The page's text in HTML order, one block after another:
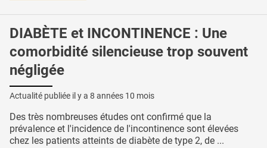
DIABÈTE et INCONTINENCE : Une
comorbidité silencieuse trop souvent
négligée
Actualité publiée il y a 8 années 10 mois
Des très nombreuses études ont confirmé que la
prévalence et l'incidence de l'incontinence sont élevées
chez les patients atteints de diabète de type 2, de ...